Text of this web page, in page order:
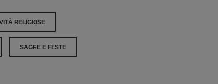
RELIGIOSE
SAGRE E FESTE